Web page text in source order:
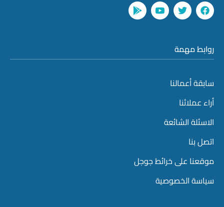
روابط مهمة
سابقة أعمالنا
أراء عملائنا
الاسئلة الشائعة
اتصل بنا
موقعنا على خرائط جوجل
سياسة الخصوصية